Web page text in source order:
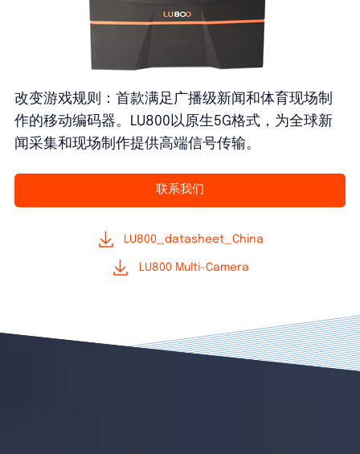
改变游戏规则：首款满足广播级新闻和体育现场制
作的移动编码器。LU800以原生5G格式，为全球新
闻采集和现场制作提供高端信号传输。
联系我们
LU800_datasheet_China
LU800 Multi-Camera